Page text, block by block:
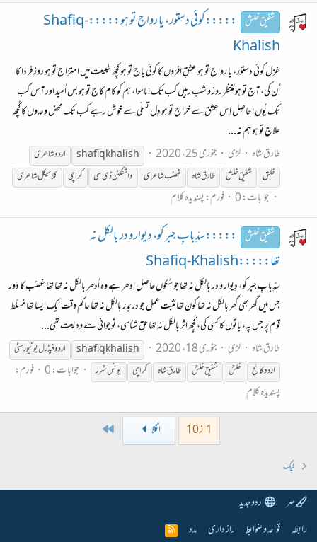
شفیق خلش
:::::کوئی دستور، یا رواج تو ہو:::::Shafiq-
Khalish
غزل کوئی دستور، یا رواج تو ہو عشقِ افزوں کا کوئی باج تو ہو کچھ طبیعت میں امتزاج تو ہو روزِ فردا کا
اُن کی، آج تو ہو مُنتظر روز و شب رہیں کب تک! ماسوا، ہم کو کام کاج تو ہو بس اُمید اور آس کب
تک یُوں! حاصِل اِس عِشق سے خراج تو ہو دِل تسلّی سے خوش رہے کب تک محض وعدوں کا کُچھ
علاج تو ہو ہم نہ...
طارق شاہ
لڑی جنوری 25، 2020 shafiq khalish
اردو شاعری
خلش
شفیقخلش طارق شاہ غضب شاعری واشنگٹن ڈی سی کراچی کلاسیکل شاعری
جوابات: 0 فورم:پسندیدہ کلام
شفیق خلش :::::سدِّبابِ جبر کو، دِیوار و در بالکل نہ
تھا:::::Shafiq-Khalish
سدِّبابِ جبر کو، دِیوار و در بالکل نہ تھا جو سُکوں حاصل اِدھر ہے وہ اُدھر بالکل نہ تھا تھا غضب کا دَور
جس میں گھر بھی گھر بالکل نہ تھا کون تھا مُثبت عمل جو در بَدر بالکل نہ تھا حاکمِ وقت ایک ایسا تھا مُسلّط
قوم پر جس پہ، باتوں کا کسی کی، کُچھ اثر بالکل نہ تھا حق شناسی، نوجوانی سے ودِیعت تھی...
طارق شاہ
لڑی جنوری 18، 2020 shafiq khalish
اردو فیڈرل یونیورسٹی
اردو کالج
خلش شفیقخلش طارق شاہ کراچی یونس شرر جوابات: 0
فورم:
پسندیدہ کلام
1 از 10
اگلا
ٹیگ
مہر
اردو جدید
رابطہ قواعد و ضوابط راز داری مدد
R